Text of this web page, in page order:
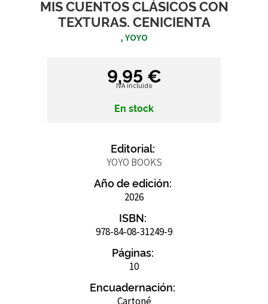
MIS CUENTOS CLÁSICOS CON
TEXTURAS. CENICIENTA
, YOYO
9,95 €
IVA incluido
En stock
Editorial:
YOYO BOOKS
Año de edición:
2026
ISBN:
978-84-08-31249-9
Páginas:
10
Encuadernación:
Cartoné